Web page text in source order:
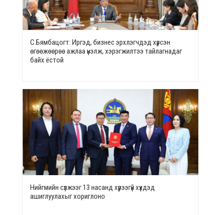
С.Бямбацогт: Иргэд, бизнес эрхлэгчдэд хүрсэн
өгөөжөөрөө ажлаа үнэлж, хэрэгжилтээ тайлагнадаг
байх ёстой
Нийгмийн сүлжээг 13 насанд хүрээгүй хүүхдэд
ашиглуулахыг хориглоно